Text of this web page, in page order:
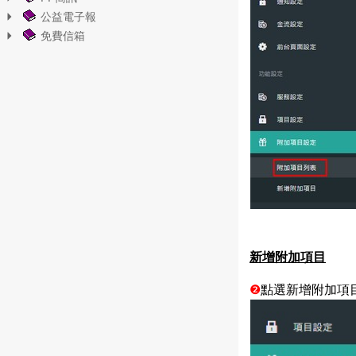
公益電子報
免費信箱
新增附加項目
❷點選新增附加項